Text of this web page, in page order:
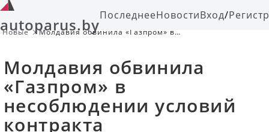
autoparus.byПоследнееНовостиВход/
Новые
Молдавия обвинила «Газпром» в
Молдавия обвинила
«Газпром» в
несоблюдении условий
контракта